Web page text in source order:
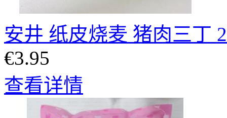
安井 纸皮烧麦 猪肉三丁
€3.95
查看详情